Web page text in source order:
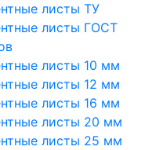
листы ТУ
листы ГОСТ
листы 10 мм
листы 12 мм
листы 16 мм
листы 20 мм
листы 25 мм